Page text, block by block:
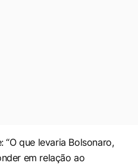
“O que levaria Bolsonaro,
em relação ao